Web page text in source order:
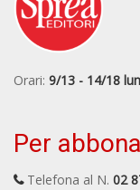
Orari: 9/13 - 14/18
Per
Telefona al N. 02